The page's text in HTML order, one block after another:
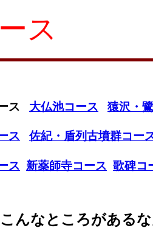
ス
ス 大仏池コース 猿沢・
ス 佐紀・盾列古墳群コー
ス 新薬師寺コース 歌碑コ
んなところがある